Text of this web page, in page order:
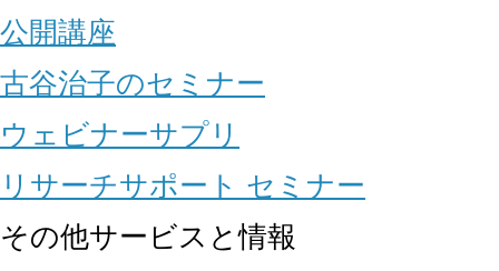
公開講座
古谷治子のセミナー
ウェビナーサプリ
リサーチサポート セミナー
その他サービスと情報